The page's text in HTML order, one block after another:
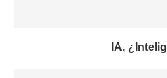
IA,